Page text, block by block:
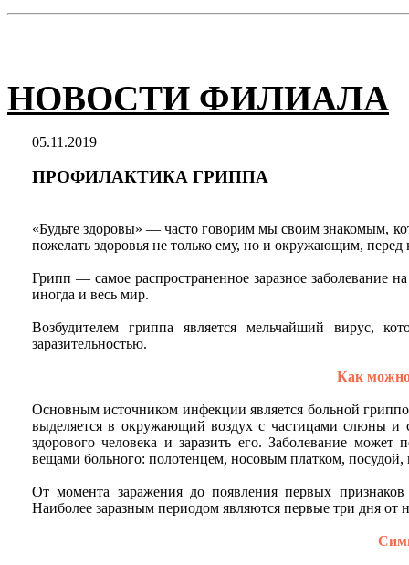
НОВОСТИ ФИЛИАЛА
05.11.2019
ПРОФИЛАКТИКА ГРИППА
«Будьте здоровы» — часто говорим мы своим знакомым,
пожелать здоровья не только ему, но и окружающим, перед
Грипп — самое распространенное заразное заболевание
иногда и весь мир.
Возбудителем гриппа является мельчайший вирус,
заразительностью.
Как можно
Основным источником инфекции является больной
выделяется в окружающий воздух с частицами слюны и
здорового человека и заразить его. Заболевание
вещами больного: полотенцем, носовым платком,
От момента заражения до появления первых
Наиболее заразным периодом являются первые три дня от